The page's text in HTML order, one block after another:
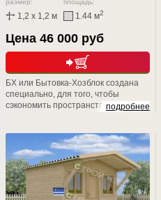
1,2 x 1,2 м 1.44 м2
Цена 46 000 руб
подробнее
БХ или Бытовка-Хозблок создана
специально, для того, чтобы
сэкономить пространство и сделать
проект незаменим в хозяйстве,
особенно на этапах обустройства
дачного участка. Представляем
Вашему вниманию хозблок с
туалетом либо хозблок с душем.